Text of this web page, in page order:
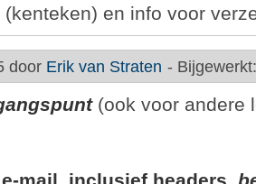
en info voor
door Erik van Straten -
(ook voor andere